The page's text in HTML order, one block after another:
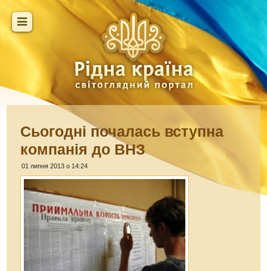
Сьогодні почалась вступна
компанія до ВНЗ
01 липня 2013 о 14:24